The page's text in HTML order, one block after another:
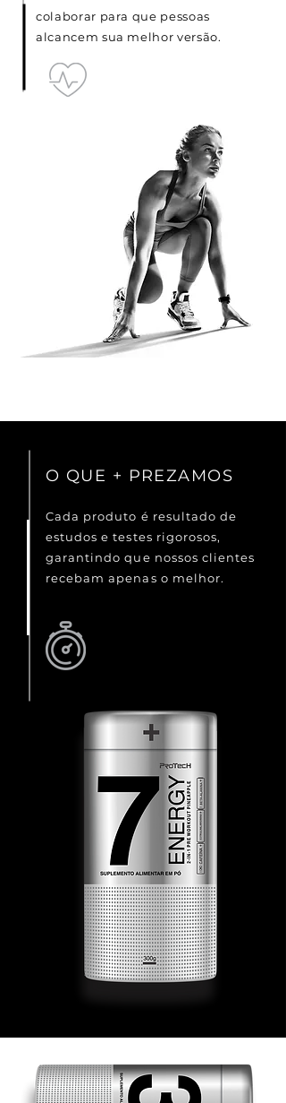
colaborar para que pessoas
alcancem sua melhor versão.
O QUE + PREZAMOS
Cada produto é resultado de
estudos e testes rigorosos,
garantindo que nossos clientes
recebam apenas o melhor.